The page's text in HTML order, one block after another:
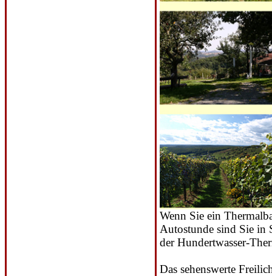
Wenn Sie ein
Autostunde sind Sie in
der Hundertwasser-
Das sehenswerte